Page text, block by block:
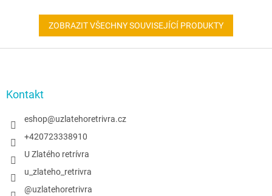
ZOBRAZIT VŠECHNY SOUVISEJÍCÍ PRODUKTY
Kontakt
eshop@uzlatehoretrivra.cz
+420723338910
U Zlatého retrívra
u_zlateho_retrivra
@uzlatehoretrivra